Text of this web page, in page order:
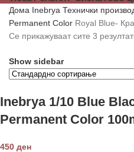
Дома Inebrya Технички
Permanent Color Royal Blue-
Се прикажуваат сите 3
Show sidebar
Inebrya 1/10 Blue
Permanent Color
450 ден